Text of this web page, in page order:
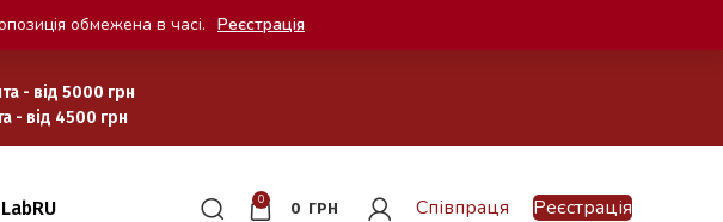
- від 5000 грн
- від 4500 грн
RU 0
0 ГРН Співпраця Реєстрація
обмежена в часі. Реєстрація